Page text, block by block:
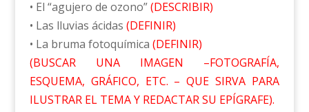
• El “agujero de ozono”(DESCRIBIR)
• Las lluvias ácidas (DEFINIR)
• La bruma fotoquímica (DEFINIR)
(BUSCAR UNA IMAGEN –FOTOGRAFÍA,
ESQUEMA, GRÁFICO, ETC. – QUE SIRVA PARA
ILUSTRAR EL TEMA Y REDACTAR SU EPÍGRAFE).